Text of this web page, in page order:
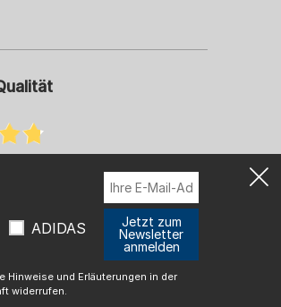
Bewertungen
ADIDAS
Jetzt zum
Newsletter
anmelden
Hinweise und Erläuterungen in der
widerrufen.